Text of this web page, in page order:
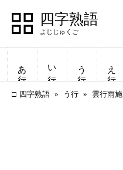
四字熟語
あ行 い行 う行 え行
四字熟語 う行 雲行雨施